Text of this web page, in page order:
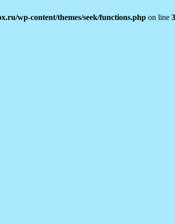
wp-content/themes/seek/functions.php on line